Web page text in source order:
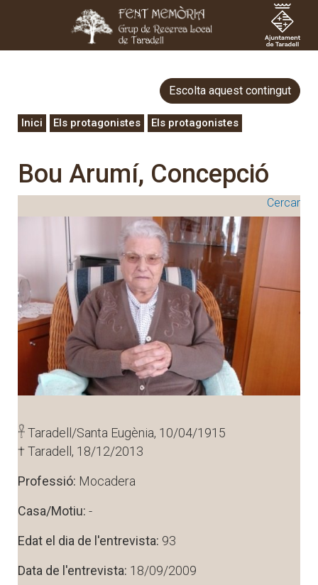
Escolta aquest contingut
Inici Els protagonistes Els protagonistes
Bou Arumí, Concepció
Cercar
𓋹 Taradell/Santa Eugènia, 10/04/1915
† Taradell, 18/12/2013
Professió: Mocadera
Casa/Motiu: -
Edat el dia de l'entrevista: 93
Data de l'entrevista: 18/09/2009